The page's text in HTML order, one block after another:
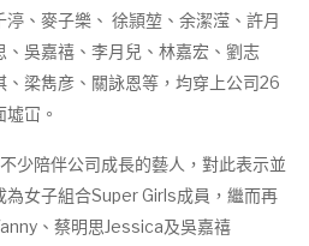
、麥子樂、 徐頴堃、余潔滢、許月
吳嘉禧、李月兒、林嘉宏、劉志
梁雋彦、關詠恩等，均穿上公司26
冚。
少陪伴公司成長的藝人，對此表示並
為女子組合Super Girls成員，繼而再
、蔡明思Jessica及吳嘉禧